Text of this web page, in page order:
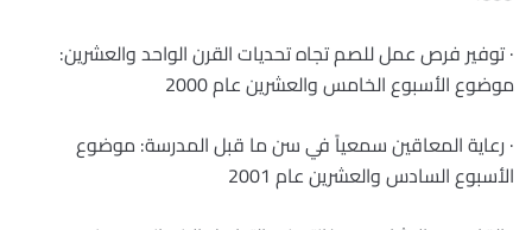
· توفير فرص عمل للصم تجاه تحديات القرن الواحد والعشرين:
موضوع الأسبوع الخامس والعشرين عام 2000
· رعاية المعاقين سمعياً في سن ما قبل المدرسة: موضوع
الأسبوع السادس والعشرين عام 2001